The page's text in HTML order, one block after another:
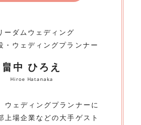
ーダムウェディング
・ウェディングプランナー
畠中 ひろえ
Hiroe Hatanaka
ウェディングプランナーに
上場企業などの大手ゲスト